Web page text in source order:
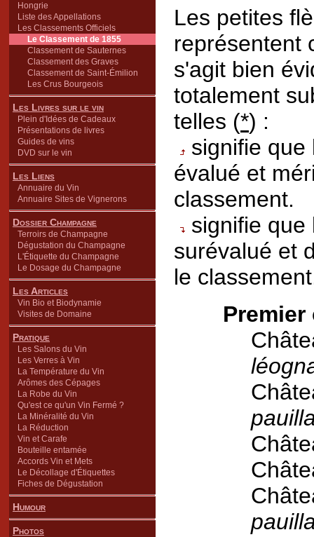
Hongrie
Liste des Appellations
Les Classements Officiels
Le Classement de 1855
Classement de Sauternes
Classement des Graves
Classement de Saint-Émilion
Les Crus Bourgeois
Les Livres sur le vin
Plein d'Idées de Cadeaux
Présentations de livres
Guides de vins
DVD sur le vin
Les Liens
Annuaire du Vin
Annuaire Sites de Vignerons
Dossier Champagne
Terroirs de Champagne
Dégustation du Champagne
L'Étiquette du Champagne
Le Dosage du Champagne
Les Articles
Vin Bio et Biodynamie
Visites de Domaine
Pratique
Les Salons du Vin
Les Verres à Vin
La Température du Vin
Arômes des Cépages
La Robe du Vin
Qu'est ce qu'un Vin Fermé ?
La Minéralité du Vin
La Réduction
Vin et Carafe
Bouteille entamée
Accords Vin et Mets
Le Décollage d'Étiquettes
Fiches de Dégustation
Humour
Photos
Les petites
représentent
s'agit bien
totalement
telles (*) :
signifie que
évalué et
classement.
signifie que
surévalué et
le